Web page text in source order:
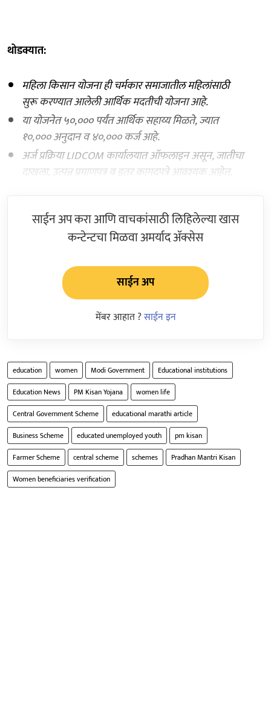
थोडक्यात:
महिला किसान योजना ही चर्मकार समाजातील महिलांसाठी
सुरू करण्यात आलेली आर्थिक मदतीची योजना आहे.
या योजनेत ५०,००० पर्यंत आर्थिक सहाय्य मिळते, ज्यात
१०,००० अनुदान व ४०,००० कर्ज आहे.
अर्ज प्रक्रिया LIDCOM कार्यालयात ऑफलाइन असून, जातीचा
दाखला, उत्पन्न प्रमाणपत्र व इतर कागदपत्रे आवश्यक आहेत.
साईन अप करा आणि वाचकांसाठी लिहिलेल्या खास
कन्टेन्टचा मिळवा अमर्याद ॲक्सेस
साईन अप
मेंबर आहात ?साईन इन
education women Modi Government
Educational institutions
Education News
PM Kisan Yojana
women life
Central Government Scheme
educational marathi article
Business Scheme
educated unemployed youth
pm kisan
Farmer Scheme
central scheme schemes
Pradhan Mantri Kisan
Women beneficiaries verification